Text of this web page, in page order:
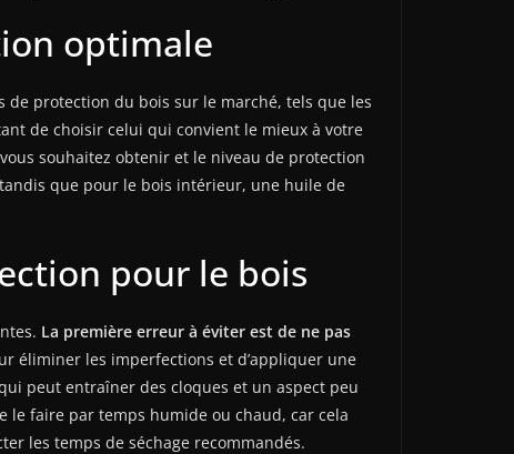
optimale
protection du bois sur le marché, tels que les
de choisir celui qui convient le mieux à votre
souhaitez obtenir et le niveau de protection
que pour le bois intérieur, une huile de
pour le bois
La première erreur à éviter est de ne pas
éliminer les imperfections et d’appliquer une
peut entraîner des cloques et un aspect peu
le faire par temps humide ou chaud, car cela
les temps de séchage recommandés.